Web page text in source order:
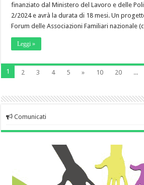
finanziato dal Ministero del Lavoro e delle
2/2024 e avrà la durata di 18 mesi. Un
Forum delle Associazioni Familiari nazionale
Leggi »
1 2 3 4 5 » 10 20 ...
Comunicati